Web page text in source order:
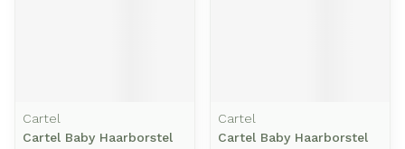
Cartel
Cartel Baby Haarborstel
Cartel
Cartel Baby Haarborstel